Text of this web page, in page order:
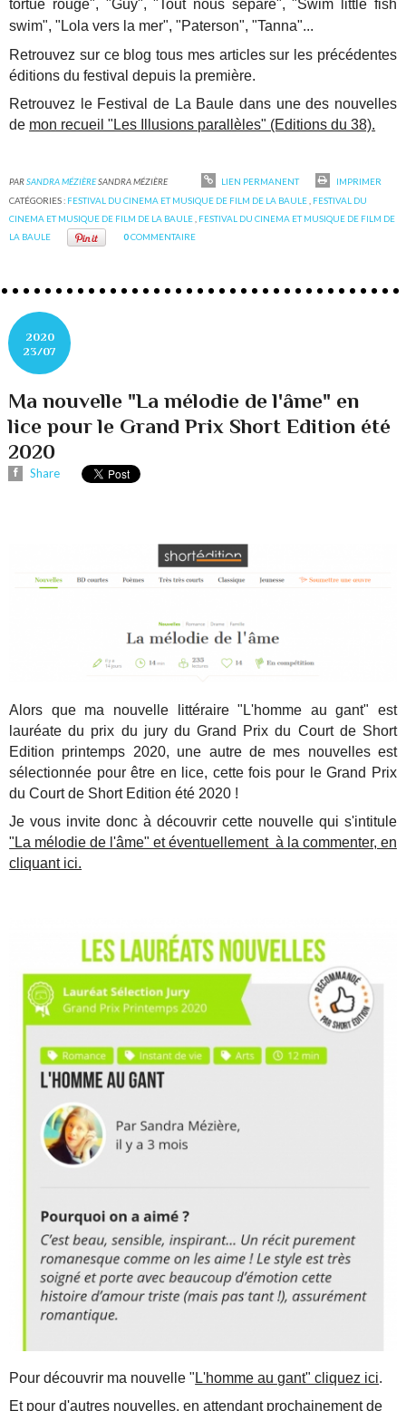
tortue rouge", "Guy", "Tout nous sépare", "Swim little fish
swim", "Lola vers la mer", "Paterson", "Tanna"...
Retrouvez sur ce blog tous mes articles sur les précédentes
éditions du festival depuis la première.
Retrouvez le Festival de La Baule dans une des nouvelles
de mon recueil "Les Illusions parallèles" (Editions du 38).
PARSANDRA MÉZIÈRESANDRA MÉZIÈRE LIEN PERMANENT
IMPRIMER
CATÉGORIES : FESTIVAL DU CINEMA ET MUSIQUE DE FILM DE LA BAULE FESTIVAL DU
CINEMA ET MUSIQUE DE FILM DE LA BAULE FESTIVAL DU CINEMA ET MUSIQUE DE FILM DE
LA BAULE
0COMMENTAIRE
2020
23/07
Ma nouvelle "La mélodie de l'âme" en
lice pour le Grand Prix Short Edition été
2020
Share
Alors que ma nouvelle littéraire "L'homme au gant" est
lauréate du prix du jury du Grand Prix du Court de Short
Edition printemps 2020, une autre de mes nouvelles est
sélectionnée pour être en lice, cette fois pour le Grand Prix
du Court de Short Edition été 2020 !
Je vous invite donc à découvrir cette nouvelle qui s'intitule
"La mélodie de l'âme" et éventuellement à la commenter, en
cliquant ici.
Pour découvrir ma nouvelle " L'homme au gant" cliquez ici.
Et pour d'autres nouvelles, en attendant prochainement de